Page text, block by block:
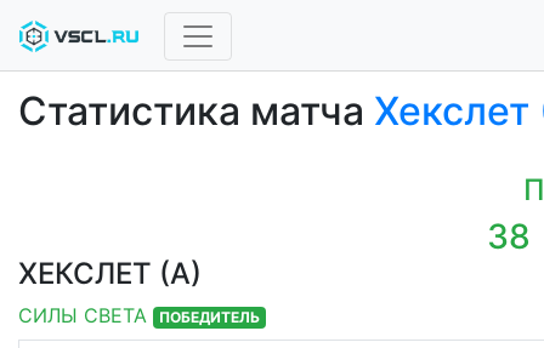
Статистика матча
38
ХЕКСЛЕТ (А)
СИЛЫ СВЕТА ПОБЕДИТЕЛЬ